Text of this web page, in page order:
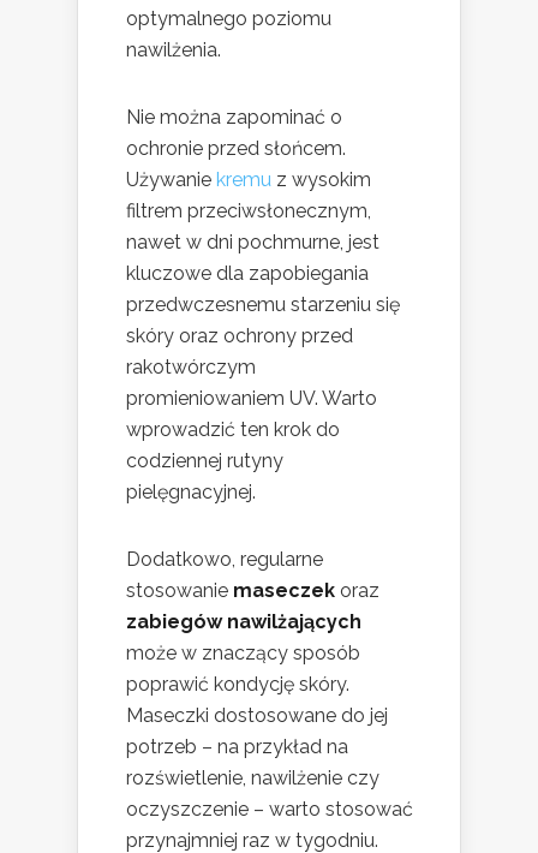
optymalnego poziomu
nawilżenia.
Nie można zapominać o
ochronie przed słońcem.
Używanie kremu z wysokim
filtrem przeciwsłonecznym,
nawet w dni pochmurne, jest
kluczowe dla zapobiegania
przedwczesnemu starzeniu się
skóry oraz ochrony przed
rakotwórczym
promieniowaniem UV. Warto
wprowadzić ten krok do
codziennej rutyny
pielęgnacyjnej.
Dodatkowo, regularne
stosowanie maseczek oraz
zabiegów nawilżających
może w znaczący sposób
poprawić kondycję skóry.
Maseczki dostosowane do jej
potrzeb – na przykład na
rozświetlenie, nawilżenie czy
oczyszczenie – warto stosować
przynajmniej raz w tygodniu.